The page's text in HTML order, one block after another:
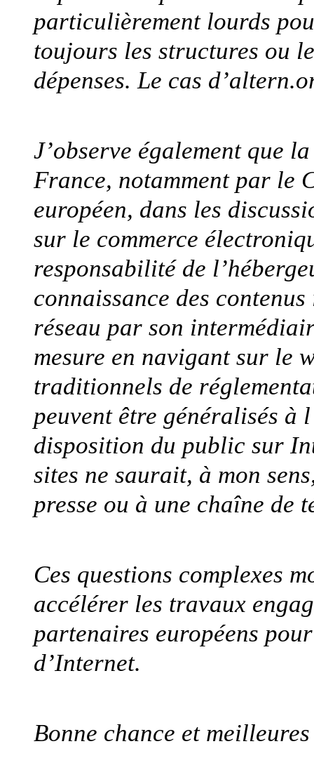
particulièrement lourds
toujours les structures ou
dépenses. Le cas
J’observe également que
France, notamment par le
européen, dans les
sur le commerce
responsabilité de
connaissance des
réseau par son
mesure en navigant sur le
traditionnels de
peuvent être généralisés à
disposition du public sur
sites ne saurait, à mon
presse ou à une chaîne de
Ces questions complexes
accélérer les travaux
partenaires européens
d’Internet.
Bonne chance et